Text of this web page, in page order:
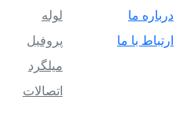
درباره ما
ارتباط با ما
لوله
پروفیل
میلگرد
اتصالات